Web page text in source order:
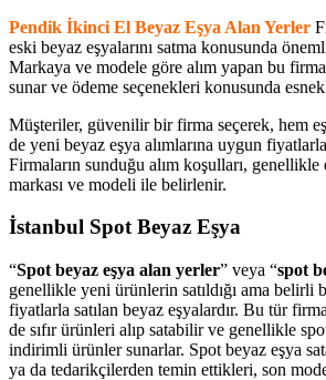
Pendik İkinci El Beyaz Eşya Alan Yerler
eski beyaz eşyalarını satma konusunda
Markaya ve modele göre alım yapan bu
sunar ve ödeme seçenekleri konusunda
Müşteriler, güvenilir bir firma seçerek, hem
de yeni beyaz eşya alımlarına uygun
Firmaların sunduğu alım koşulları, genellikle
markası ve modeli ile belirlenir.
İstanbul Spot Beyaz Eşya
“Spot beyaz eşya alan yerler” veya “spot
genellikle yeni ürünlerin satıldığı ama belirli
fiyatlarla satılan beyaz eşyalardır. Bu tür
de sıfır ürünleri alıp satabilir ve genellikle
indirimli ürünler sunarlar. Spot beyaz eşya
ya da tedarikçilerden temin ettikleri, son